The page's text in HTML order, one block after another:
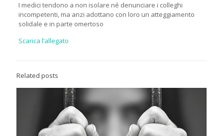
I medici tendono a non isolare né denunciare i colleghi
incompetenti, ma anzi adottano con loro un atteggiamento
solidale e in parte omertoso
Scarica l’allegato
Related posts